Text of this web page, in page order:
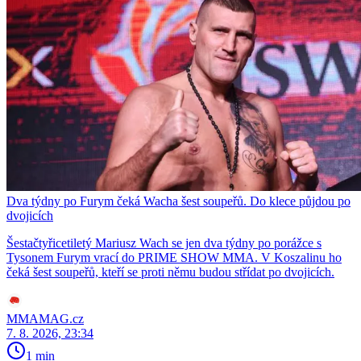
Dva týdny po Furym čeká Wacha šest soupeřů. Do klece půjdou po
dvojicích
Šestačtyřicetiletý Mariusz Wach se jen dva týdny po porážce s
Tysonem Furym vrací do PRIME SHOW MMA. V Koszalinu ho
čeká šest soupeřů, kteří se proti němu budou střídat po dvojicích.
MMAMAG.cz
7. 8. 2026, 23:34
1 min